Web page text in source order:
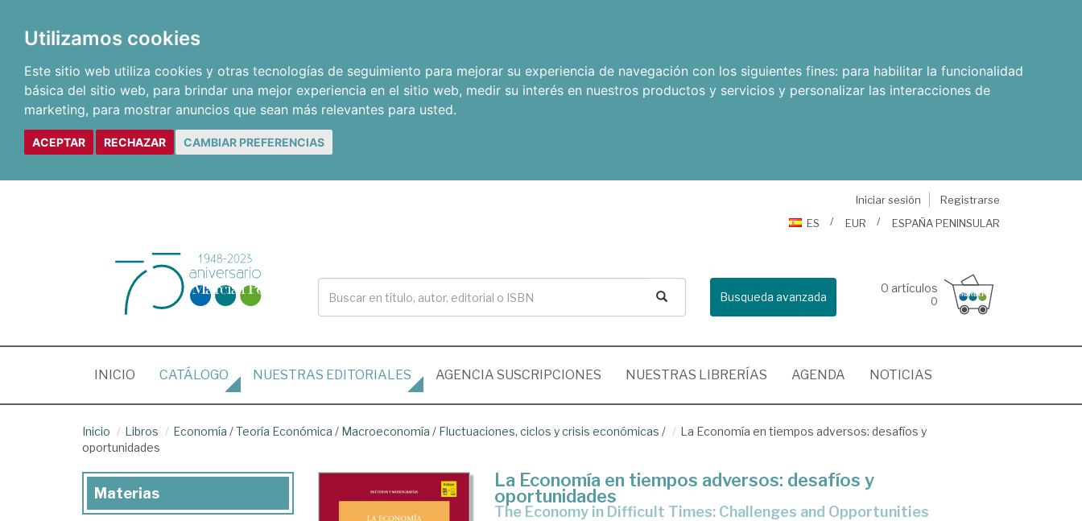
Utilizamos cookies
Este sitio web utiliza cookies y otras tecnologías de seguimiento para mejorar su experiencia de navegación con los siguientes fines: para habilitar la funcionalidad
básica del sitio web, para brindar una mejor experiencia en el sitio web, medir su interés en nuestros productos y servicios y personalizar las interacciones de
marketing, para mostrar anuncios que sean más relevantes para usted.
ACEPTAR RECHAZAR CAMBIAR PREFERENCIAS
Iniciar sesión
Registrarse
ES
EUR ESPAÑA PENINSULAR
Busqueda avanzada
0 artículos
0
INICIO (CURRENT)
CATÁLOGO NUESTRAS EDITORIALES AGENCIA SUSCRIPCIONES NUESTRAS LIBRERÍAS AGENDA NOTICIAS
Inicio Libros Economía /Teoría Económica / Macroeconomía / Fluctuaciones, ciclos y crisis económicas /
La Economía en tiempos adversos: desafíos y
oportunidades
La Economía en tiempos adversos: desafíos y
oportunidades
The Economy in Difficult Times: Challenges and Opportunities
Materias